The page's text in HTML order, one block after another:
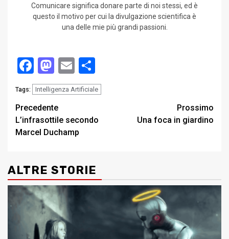
Comunicare significa donare parte di noi stessi, ed è
questo il motivo per cui la divulgazione scientifica è
una delle mie più grandi passioni.
Facebook
Mastodon
Email
Tags: Intelligenza Artificiale
Post
navigation
Precedente
L’infrasottile secondo
Marcel Duchamp
Prossimo
Una foca in giardino
ALTRE STORIE